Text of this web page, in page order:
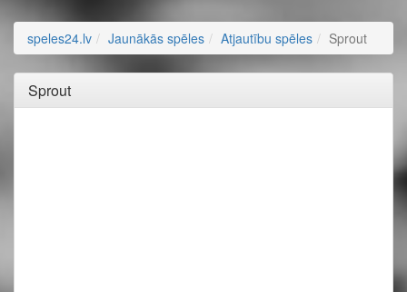
speles24.lv Jaunākās spēles Atjautību spēles Sprout
Sprout